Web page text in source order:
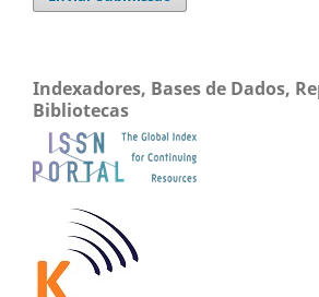
Indexadores, Bases de Dados,
Bibliotecas